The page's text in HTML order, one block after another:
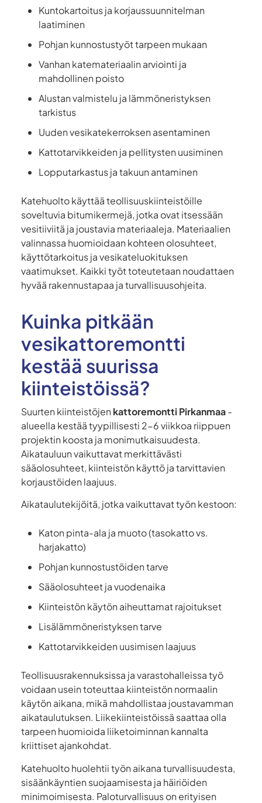
Kuntokartoitus ja korjaussuunnitelman
laatiminen
Pohjan kunnostustyöt tarpeen mukaan
Vanhan katemateriaalin arviointi ja
mahdollinen poisto
Alustan valmistelu ja lämmöneristyksen
tarkistus
Uuden vesikatekerroksen asentaminen
Kattotarvikkeiden ja pellitysten uusiminen
Lopputarkastus ja takuun antaminen
Katehuolto käyttää teollisuuskiinteistöille
soveltuvia bitumikermejä, jotka ovat itsessään
vesitiiviitä ja joustavia materiaaleja. Materiaalien
valinnassa huomioidaan kohteen olosuhteet,
käyttötarkoitus ja vesikateluokituksen
vaatimukset. Kaikki työt toteutetaan noudattaen
hyvää rakennustapaa ja turvallisuusohjeita.
Kuinka pitkään
vesikattoremontti
kestää suurissa
kiinteistöissä?
Suurten kiinteistöjen kattoremontti Pirkanmaa-
alueella kestää tyypillisesti 2-6 viikkoa riippuen
projektin koosta ja monimutkaisuudesta.
Aikatauluun vaikuttavat merkittävästi
sääolosuhteet, kiinteistön käyttö ja tarvittavien
korjaustöiden laajuus.
Aikataulutekijöitä, jotka vaikuttavat työn kestoon:
Katon pinta-ala ja muoto (tasokatto vs.
harjakatto)
Pohjan kunnostustöiden tarve
Sääolosuhteet ja vuodenaika
Kiinteistön käytön aiheuttamat rajoitukset
Lisälämmöneristyksen tarve
Kattotarvikkeiden uusimisen laajuus
Teollisuusrakennuksissa ja varastohalleissa työ
voidaan usein toteuttaa kiinteistön normaalin
käytön aikana, mikä mahdollistaa joustavamman
aikataulutuksen. Liikekiinteistöissä saattaa olla
tarpeen huomioida liiketoiminnan kannalta
kriittiset ajankohdat.
Katehuolto huolehtii työn aikana turvallisuudesta,
sisäänkäyntien suojaamisesta ja häiriöiden
minimoimisesta. Paloturvallisuus on erityisen